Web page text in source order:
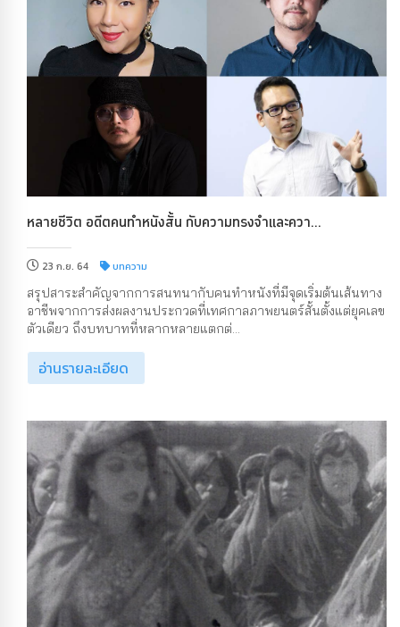
หลายชีวิต อดีตคนทำหนังสั้น กับความทรงจำและควา...
23 ก.ย. 64 บทความ
สรุปสาระสำคัญจากการสนทนากับคนทำหนังที่มีจุดเริ่มต้นเส้นทาง
อาชีพจากการส่งผลงานประกวดที่เทศกาลภาพยนตร์สั้นตั้งแต่ยุคเลข
ตัวเดียว ถึงบทบาทที่หลากหลายแตกต่...
อ่านรายละเอียด